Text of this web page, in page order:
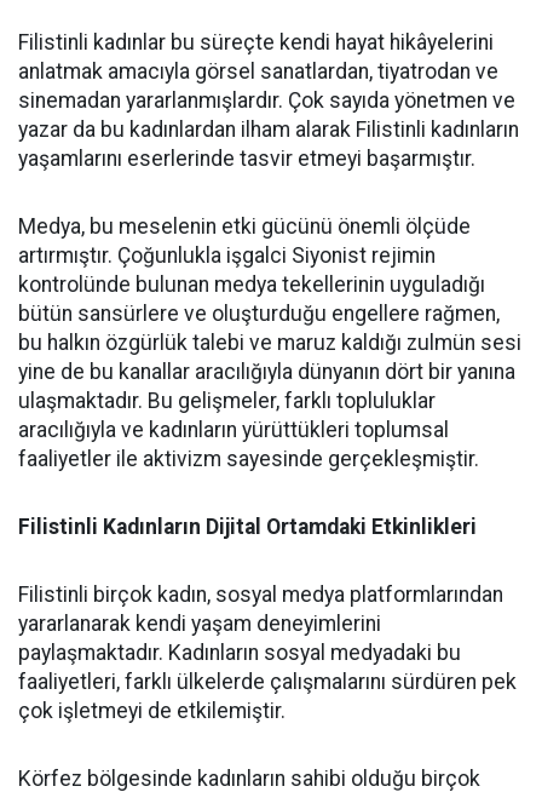
Filistinli kadınlar bu süreçte kendi hayat hikâyelerini
anlatmak amacıyla görsel sanatlardan, tiyatrodan ve
sinemadan yararlanmışlardır. Çok sayıda yönetmen ve
yazar da bu kadınlardan ilham alarak Filistinli kadınların
yaşamlarını eserlerinde tasvir etmeyi başarmıştır.
Medya, bu meselenin etki gücünü önemli ölçüde
artırmıştır. Çoğunlukla işgalci Siyonist rejimin
kontrolünde bulunan medya tekellerinin uyguladığı
bütün sansürlere ve oluşturduğu engellere rağmen,
bu halkın özgürlük talebi ve maruz kaldığı zulmün sesi
yine de bu kanallar aracılığıyla dünyanın dört bir yanına
ulaşmaktadır. Bu gelişmeler, farklı topluluklar
aracılığıyla ve kadınların yürüttükleri toplumsal
faaliyetler ile aktivizm sayesinde gerçekleşmiştir.
Filistinli Kadınların Dijital Ortamdaki Etkinlikleri
Filistinli birçok kadın, sosyal medya platformlarından
yararlanarak kendi yaşam deneyimlerini
paylaşmaktadır. Kadınların sosyal medyadaki bu
faaliyetleri, farklı ülkelerde çalışmalarını sürdüren pek
çok işletmeyi de etkilemiştir.
Körfez bölgesinde kadınların sahibi olduğu birçok